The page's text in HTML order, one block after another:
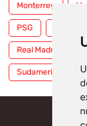
Monterrey
PSG
Real Madrid
Sudamericana